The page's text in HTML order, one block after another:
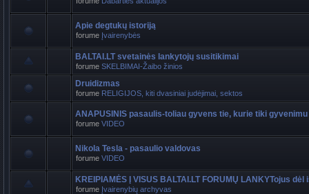
Apie degtukų istoriją
forume Įvairenybės
BALTAI.LT svetainės lankytojų susitikimai
forume SKELBIMAI-Žaibo žinios
Druidizmas
forume RELIGIJOS, kiti dvasiniai judėjimai, sektos
ANAPUSINIS pasaulis-toliau gyvens tie, kurie tiki gyvenimu
forume VIDEO
Nikola Tesla - pasaulio valdovas
forume VIDEO
KREIPIAMĖS Į VISUS BALTAI.LT FORUMŲ LANKYTojus dėl
forume Įvairenybių archyvas